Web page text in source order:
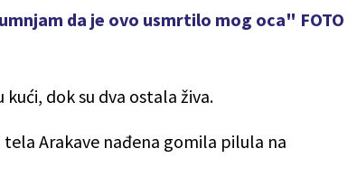
da je ovo usmrtilo mog oca" FOTO
dok su dva ostala živa.
Arakave nađena gomila pilula na